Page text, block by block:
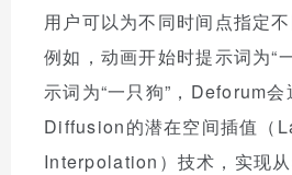
用户可以为不同时间点指定不
例如，动画开始时提示词为“
示词为“一只狗”，Deforum
Diffusion的潜在空间插值（
Interpolation）技术，实现